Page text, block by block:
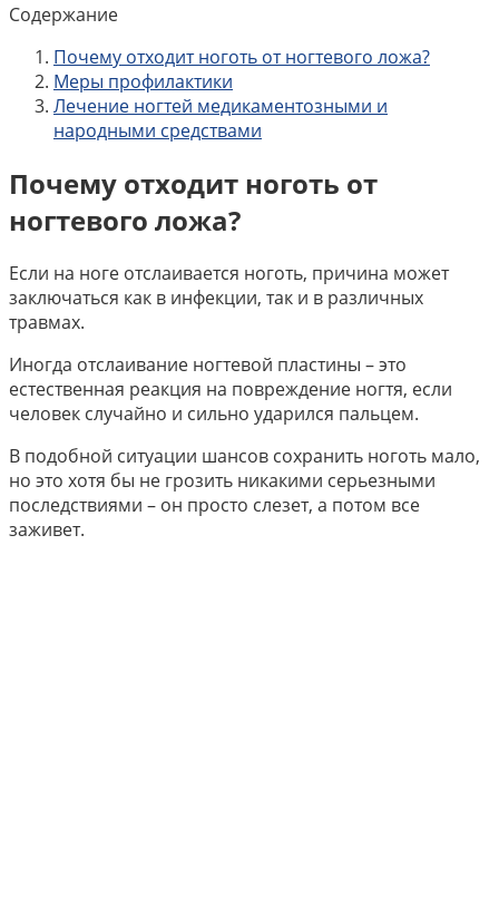
Содержание
Почему отходит ноготь от ногтевого ложа?
Меры профилактики
Лечение ногтей медикаментозными и
народными средствами
Почему отходит ноготь от
ногтевого ложа?
Если на ноге отслаивается ноготь, причина может
заключаться как в инфекции, так и в различных
травмах.
Иногда отслаивание ногтевой пластины – это
естественная реакция на повреждение ногтя, если
человек случайно и сильно ударился пальцем.
В подобной ситуации шансов сохранить ноготь мало,
но это хотя бы не грозить никакими серьезными
последствиями – он просто слезет, а потом все
заживет.